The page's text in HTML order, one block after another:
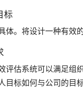
标
体。将设计一种有效
评估系统可以满足组
目标如何与公司的目